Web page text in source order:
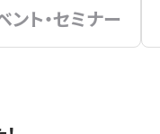
ント・セミナー